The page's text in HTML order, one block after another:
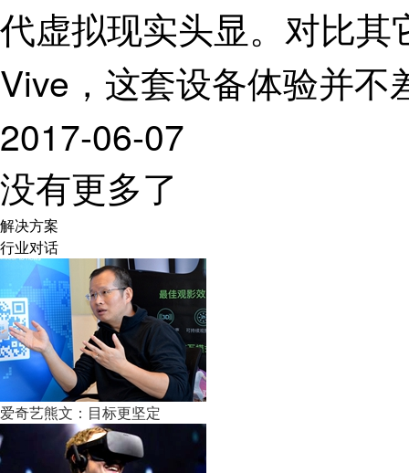
代虚拟现实头显。对比
Vive，这套设备体验并不
2017-06-07
没有更多了
解决方案
行业对话
爱奇艺熊文：目标更坚定